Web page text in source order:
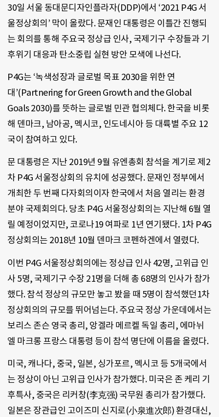
30일 서울 동대문디자인플라자(DDP)에서 ‘2021 P4G 서
울정상회의’ 막이 올랐다. 문재인 대통령은 이틀간 진행되
는 회의를 통해 주요국 정상급 인사, 국제기구 수장들과 기
후위기 대응과 탄소중립 실현 방안 모색에 나선다.
P4G는 ‘녹색성장과 글로벌 목표 2030을 위한 연
대’(Partnering for Green Growth and the Global
Goals 2030)를 뜻하는 글로벌 민관 협의체다. 한국을 비롯
해 덴마크, 남아공, 멕시코, 인도네시아 등 대륙별 주요 12
국이 참여하고 있다.
문 대통령은 지난 2019년 9월 유엔총회 참석을 계기로 제2
차 P4G 서울정상회의 유치에 성공했다. 문재인 정부에서
개최한 두 번째 다자회의이자 한국에서 처음 열리는 환경
분야 국제회의다. 당초 P4G 서울정상회의는 지난해 6월 열
릴 예정이었지만, 코로나19 여파로 1년 연기됐다. 1차 P4G
정상회의는 2018년 10월 덴마크 코펜하겐에서 열렸다.
이번 P4G 서울정상회의에는 정상급 인사 42명, 고위급 인
사 5명, 국제기구 수장 21명을 더해 총 68명의 인사가 참가
했다. 참석 정상의 규모만 놓고 봤을 때 5명이 참석했던1차
정상회의의 규모를 뛰어넘는다. 주요국 정상 가운데에서는
보리스 존슨 영국 총리, 앙겔라 메르켈 독일 총리, 에마뉘
엘 마크롱 프랑스 대통령 등이 참석 명단에 이름을 올렸다.
미국, 캐나다, 중국, 일본, 싱가포르, 멕시코 등 5개국에서
는 정상이 아닌 고위급 인사가 참가했다. 미국은 존 케리 기
후특사, 중국은 리커창(李克强) 국무원 총리가 참가했다.
일본은 장관급인 고이즈미 신지로(小泉進次郎) 환경대신,